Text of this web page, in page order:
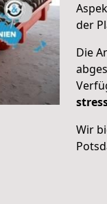
der
Die
Wir